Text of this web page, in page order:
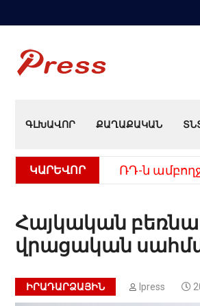
ԳԼԽԱՎՈՐ ՔԱՂԱՔԱԿԱՆ
ԿԱՐԵՎՈՐ ՌԴ-ն
Հայկական
վրացական
ԻՐԱԴԱՐՁԱՅԻՆ Ipress